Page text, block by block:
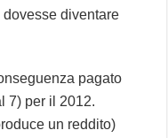
diventare
pagato
7) per il 2012.
un reddito)